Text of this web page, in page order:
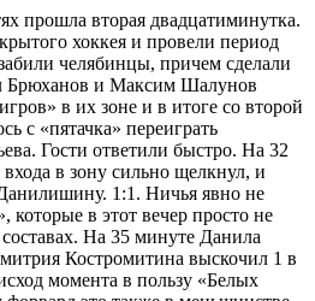
прошла вторая двадцатиминутка.
хоккея и провели период
челябинцы, причем сделали
Брюханов и Максим Шалунов
в их зоне и в итоге со второй
с «пятачка» переиграть
Гости ответили быстро. На 32
в зону сильно щелкнул, и
1:1. Ничья явно не
которые в этот вечер просто не
На 35 минуте Данила
Костромитина выскочил 1 в
момента в пользу «Белых